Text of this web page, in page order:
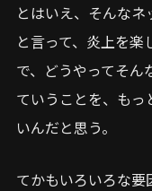
とはいえ、そんな
と言って、炎上を
で、どうやってそん
ていうことを、も
いんだと思う。
てかもいろいろな